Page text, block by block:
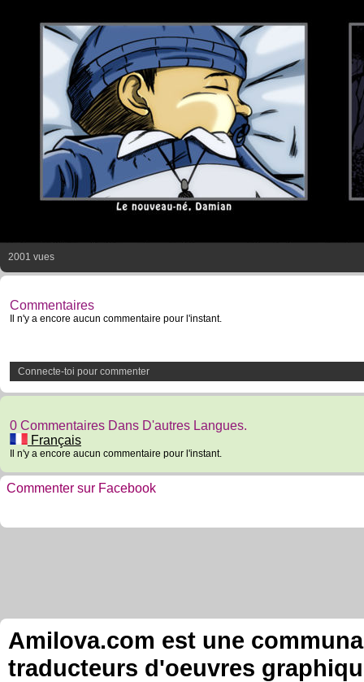
2001 vues
Commentaires
Il n'y a encore aucun commentaire pour l'instant.
Connecte-toi pour commenter
0 Commentaires Dans D'autres Langues.
Français
Il n'y a encore aucun commentaire pour l'instant.
Commenter sur Facebook
Amilova.com est une
traducteurs d'oeuvres